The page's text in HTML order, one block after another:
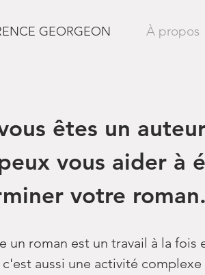
GEORGEON À propos
êtes un
vous aider à
votre roman.
un roman est un travail à la
c'est aussi une activité